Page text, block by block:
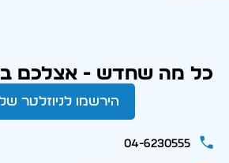
כל מה שחדש - אצלכם
הירשמו לניוזלטר
04-6230555